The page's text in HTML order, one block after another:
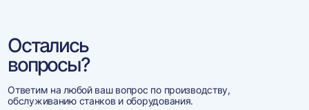
Остались
вопросы?
Ответим на любой ваш вопрос по производству,
обслуживанию станков и оборудования.